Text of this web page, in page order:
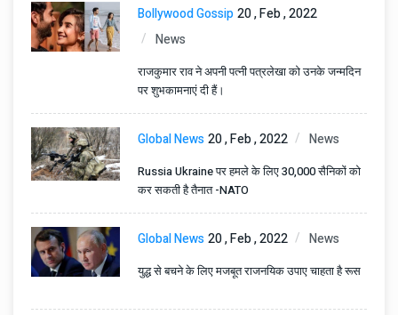
Bollywood Gossip20 , Feb , 2022
News
राजकुमार राव ने अपनी पत्नी पत्रलेखा को उनके जन्मदिन
पर शुभकामनाएं दी हैं।
Global News20 , Feb , 2022 News
Russia Ukraine पर हमले के लिए 30,000 सैनिकों को
कर सकती है तैनात -NATO
Global News20 , Feb , 2022 News
युद्ध से बचने के लिए मजबूत राजनयिक उपाए चाहता है रूस